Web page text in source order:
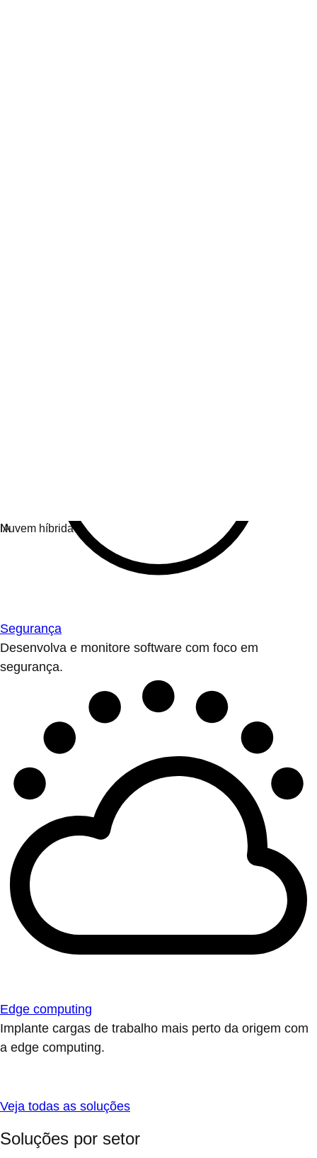
Segurança
Desenvolva e monitore software com foco em
segurança.
Edge computing
Implante cargas de trabalho mais perto da origem com
a edge computing.
Veja todas as soluções
Soluções por setor